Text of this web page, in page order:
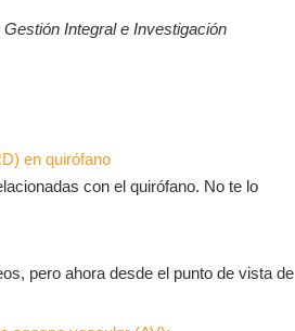
Integral e Investigación
en quirófano
con el quirófano. No te lo
pero ahora desde el punto de vista de